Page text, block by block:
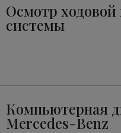
Осмотр
системы
Компьютерная
Mercedes-Benz